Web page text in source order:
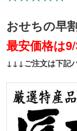
おせちの早
最安価格は
↓↓↓ご注文は下記